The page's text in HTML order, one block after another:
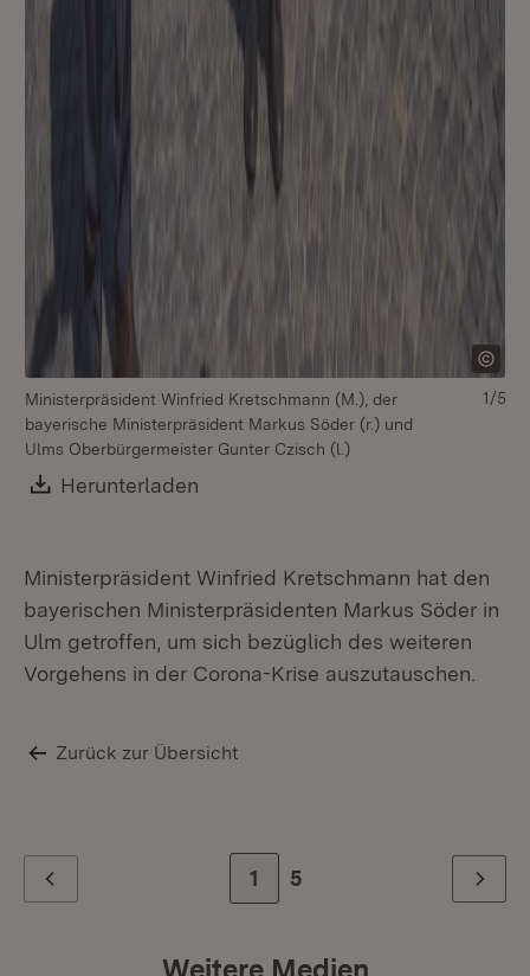
Ministerpräsident Winfried Kretschmann (M.), der
bayerische Ministerpräsident Markus Söder (r.) und
Ulms Oberbürgermeister Gunter Czisch (l.)
Download:
Herunterladen
1/5
Ministerpräsident Winfried Kretschmann hat den
bayerischen Ministerpräsidenten Markus Söder in
Ulm getroffen, um sich bezüglich des weiteren
Vorgehens in der Corona-Krise auszutauschen.
Zurück zur Übersicht
Zur Seite
1 Zur letzten Seite
5 Weiter